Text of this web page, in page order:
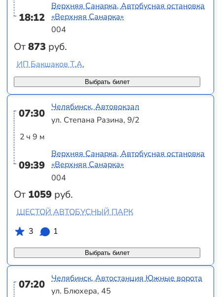
18:12
От873 руб.
Верхняя Санарка, Автобусная остановка
«Верхняя Санарка»
004
Выбрать билет
ИП Бакшаков Т.А.
07:30
2 ч 9 м
09:39
От 1059 руб.
Челябинск, Автовокзал
ул. Степана Разина, 9/2
Верхняя Санарка, Автобусная остановка
«Верхняя Санарка»
004
Выбрать билет
ШЕСТОЙ АВТОБУСНЫЙ ПАРК
3
1
07:20
Челябинск, Автостанция Южные ворота
ул. Блюхера, 45